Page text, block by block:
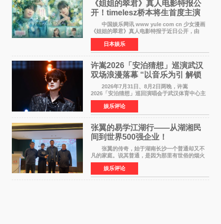
《姐姐的翠君》真人电影特报公
开！timelesz桥本将生首度主演
12月4日上映
中国娱乐网讯 www yule com cn 少女漫画
《姐姐的翠君》真人电影特报于近日公开，由
timelesz成员桥本将生担任主演，这也是他首次
担任电影主演，引发高度关注。 女高中生咲
苗翠（中岛瑠菜
日本娱乐
许嵩2026「安泊猜想」巡演武汉
双场浪漫落幕 “以音乐为引 解锁
江城记忆”
2026年7月31日、8月2日两晚，许嵩
2026「安泊猜想」巡回演唱会于武汉体育中心主
体育场盛大开唱。许嵩与数万歌迷在此相聚，从
浪漫惬意的舞台设计到充满诚意与惊喜的现场互
动，共同开启了一场关于
娱乐评论
张翼的易学江湖行——从湖湘民
间到世界500强企业！
张翼的传奇，始于湖南长沙一个普通却又不
凡的家庭。说其普通，是因为那里有世俗的烟火
气；说其不凡，是因为家中有一位洞悉天地玄机
的长者——他的爷爷。作为当地的风水师，爷爷
是张翼走进易学
娱乐评论